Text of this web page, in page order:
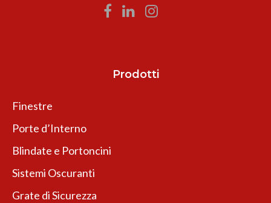
Prodotti
Finestre
Porte d’Interno
Blindate e Portoncini
Sistemi Oscuranti
Grate di Sicurezza